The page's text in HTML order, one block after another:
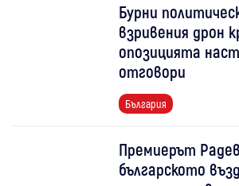
Бурни
взривения дрон
опозицията
отговори
България
Премиерът
българското